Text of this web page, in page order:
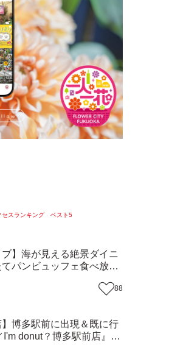
セスランキング ベスト5
ブ】海が見える絶景ダイニ
パンビュッフェ食べ放題
Cafe』（福岡・糸島市）88
】博多駅前に出現＆既に行
donut？博多駅前店』徹